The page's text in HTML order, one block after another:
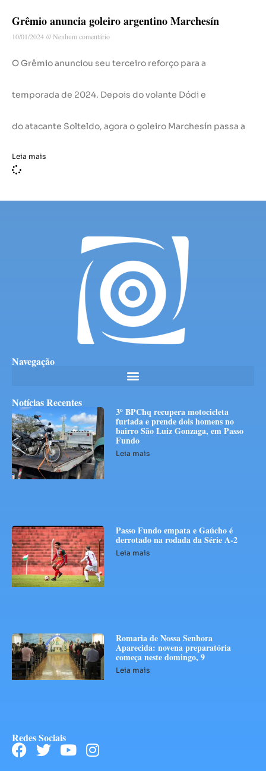
Grêmio anuncia goleiro argentino Marchesín
10/01/2024 Nenhum comentário
O Grêmio anunciou seu terceiro reforço para a
temporada de 2024. Depois do volante Dódi e
do atacante Solteldo, agora o goleiro Marchesín passa a
Leia mais
Navegação
Notícias Recentes
3º BPChq recupera motocicleta
furtada e prende dois homens no
bairro São Luiz Gonzaga, em Passo
Fundo
Leia mais
Passo Fundo empata e Gaúcho é
derrotado na rodada da Série A-2
Leia mais
Romaria de Nossa Senhora
Aparecida: novena preparatória
começa neste domingo, 9
Leia mais
Redes Sociais